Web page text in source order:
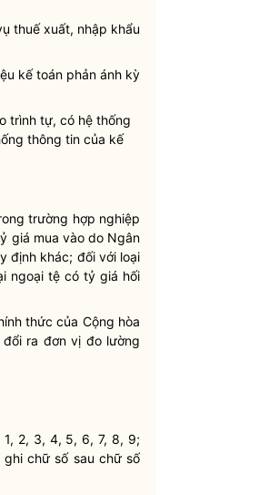
thuế xuất, nhập khẩu
kế toánphản ánh kỳ
trình tự, có hệ thống
thông tin của kế
trường hợp nghiệp
giá mua vào do Ngân
định khác; đối với loại
ngoại tệ có tỷ giá hối
thức của Cộng hòa
ra đơn vị đo lường
2, 3, 4, 5, 6, 7, 8, 9;
chữ số sau chữ số